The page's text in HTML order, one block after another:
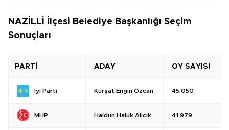
NAZİLLİ İlçesi Belediye Başkanlığı Seçim
Sonuçları
PARTİ ADAY OY SAYISI
İyi Parti Kürşat Engin Özcan 45.050
MHP Haldun Haluk Alıcık 41.979